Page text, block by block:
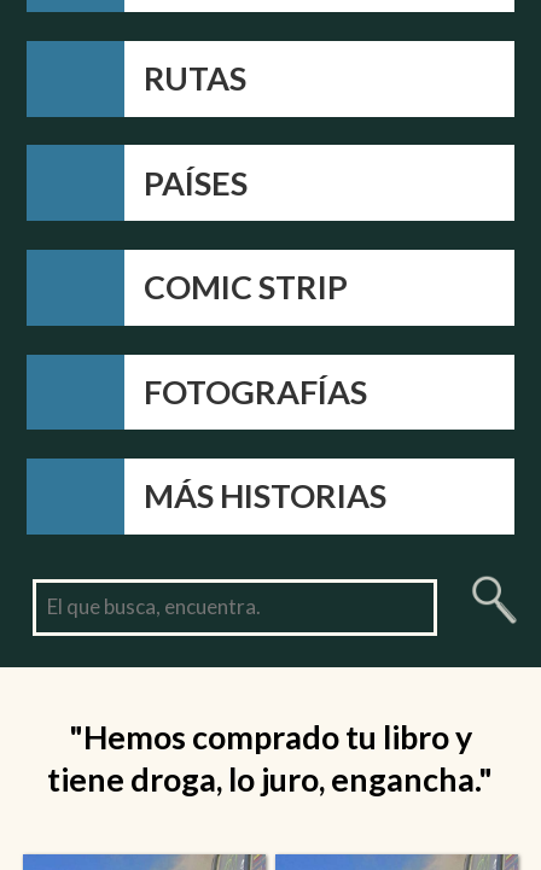
RUTAS
PAÍSES
COMIC STRIP
FOTOGRAFÍAS
MÁS HISTORIAS
"Hemos comprado tu libro y
tiene droga, lo juro, engancha."